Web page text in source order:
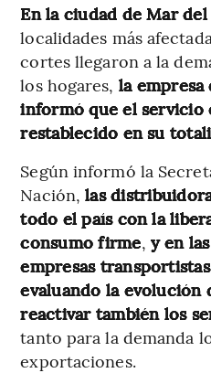
En la ciudad de Mar del
localidades más
cortes llegaron a la
los hogares, la
informó que el servicio
restablecido en su
Según informó la
Nación,las
todo el país con la
consumo firme, y en
empresas
evaluando la evolución
reactivar también los
tanto para la demanda
exportaciones.